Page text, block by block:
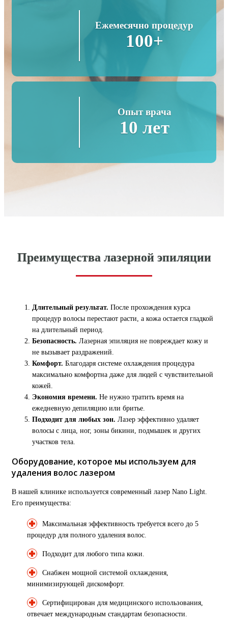
Ежемесячно процедур
100+
Опыт врача
10 лет
Преимущества лазерной эпиляции
Длительный результат. После прохождения курса
процедур волосы перестают расти, а кожа остается гладкой
на длительный период.
Безопасность. Лазерная эпиляция не повреждает кожу и
не вызывает раздражений.
Комфорт. Благодаря системе охлаждения процедура
максимально комфортна даже для людей с чувствительной
кожей.
Экономия времени. Не нужно тратить время на
ежедневную депиляцию или бритье.
Подходит для любых зон. Лазер эффективно удаляет
волосы с лица, ног, зоны бикини, подмышек и других
участков тела.
Оборудование, которое мы используем для
удаления волос лазером
В нашей клинике используется современный лазер Nano Light.
Его преимущества:
Максимальная эффективность требуется всего до 5
процедур для полного удаления волос.
Подходит для любого типа кожи.
Снабжен мощной системой охлаждения,
минимизирующей дискомфорт.
Сертифицирован для медицинского использования,
отвечает международным стандартам безопасности.